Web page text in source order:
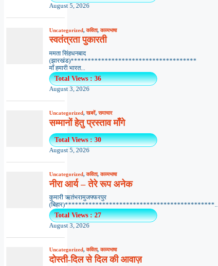
August 5, 2026
Uncategorized,कविता,काव्यभाषा
स्वतंत्रता पुकारती
ममता सिंहधनबाद
(झारखंड)*************************************
माँ हमारी भारत...
Total Views : 36
August 3, 2026
Uncategorized,खबरें,समाचार
सम्मानों हेतु प्रस्ताव माँगे
Total Views : 30
August 5, 2026
Uncategorized,कविता,काव्यभाषा
नीरा आर्य – तेरे रूप अनेक
कुमारी ऋतंभरामुजफ्फरपुर
Total Views : 27
August 3, 2026
Uncategorized,कविता,काव्यभाषा
दोस्ती-दिल से दिल की आवाज़